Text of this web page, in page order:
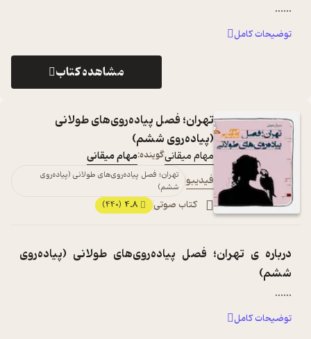
...
...
توضیحات کامل
مشاهده کتاب
تهران؛ فصل پیاده‌روی‌های طولانی
(پیاده‌روی ششم)
مهام میقانیگوینده:مهام میقانی
فیدیبو
تهران؛ فصل پیاده‌روی‌های طولانی (پیاده‌روی
ششم)
کتاب صوتی 4.8
(440)
درباره ی تهران؛ فصل پیاده‌روی‌های طولانی (پیاده‌روی
ششم)
...
...
توضیحات کامل